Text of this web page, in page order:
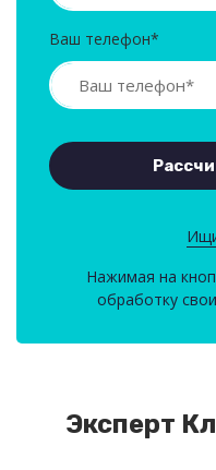
Ваш телефон*
Нажимая на
обработку
Эксперт